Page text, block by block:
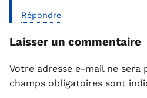
Répondre
Laisser un commentaire
Votre adresse e-mail ne sera
champs obligatoires sont